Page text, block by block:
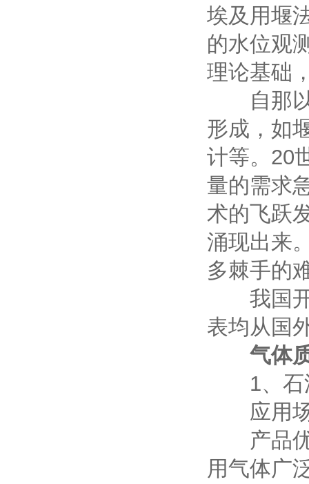
埃及用堰
的水位观
理论基础
自那以
形成，如
计等。20
量的需求
术的飞跃
涌现出来
多棘手的
我国开
表均从国
气体
1、石
应用场
产品优
用气体广